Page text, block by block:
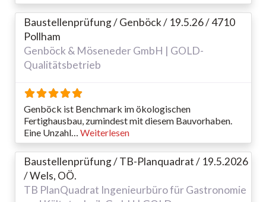
Baustellenprüfung / Genböck / 19.5.26 / 4710
Pollham
Genböck & Möseneder GmbH | GOLD-
Qualitätsbetrieb
Genböck ist Benchmark im ökologischen
Fertighausbau, zumindest mit diesem Bauvorhaben.
Eine Unzahl… Weiterlesen
Baustellenprüfung / TB-Planquadrat / 19.5.2026
/ Wels, OÖ.
TB PlanQuadrat Ingenieurbüro für Gastronomie